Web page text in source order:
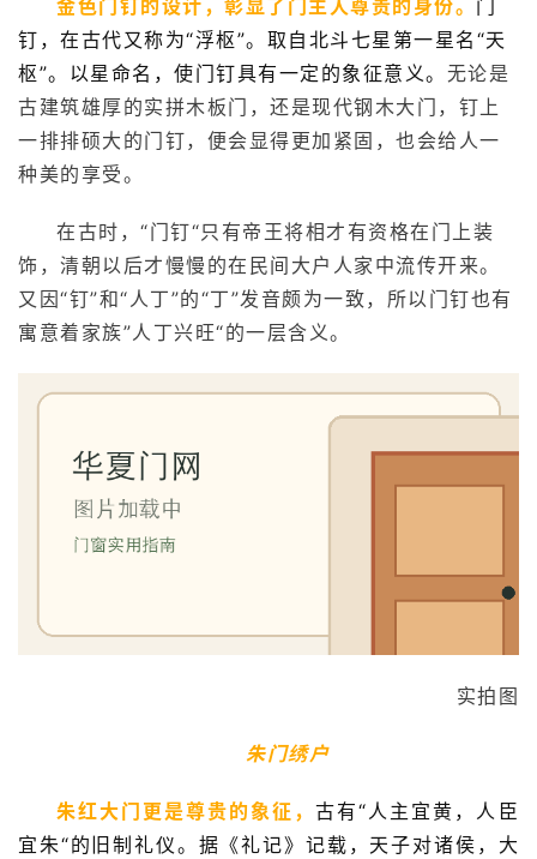
首
页
入
门
生
门
金色门钉的设计，彰显了门主人尊贵的身份。 门
钉，在古代又称为“浮枢”。取自北斗七星第一星名“天
枢”。以星命名，使门钉具有一定的象征意义。 无论是
古建筑雄厚的实拼木板门，还是现代钢木大门，钉上
一排排硕大的门钉，便会显得更加紧固，也会给人一
种美的享受。
在古时，“门钉“只有帝王将相才有资格在门上装
饰，清朝以后才慢慢的在民间大户人家中流传开来。
又因“钉”和“人丁”的“丁”发音颇为一致，所以门钉也有
寓意着家族”人丁兴旺“的一层含义。
实拍图
朱门绣户
朱红大门更是尊贵的象征，古有“人主宜黄，人臣
宜朱“的旧制礼仪。据《礼记》记载，天子对诸侯，大